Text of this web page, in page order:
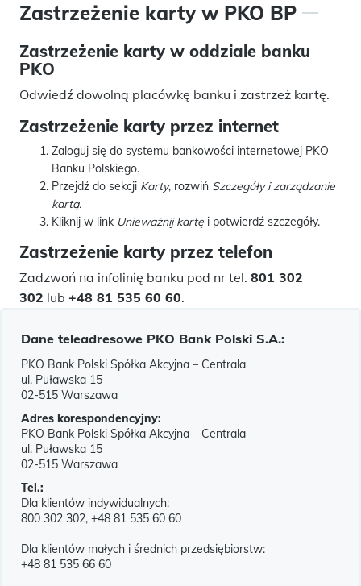
Zastrzeżenie karty w PKO BP
Zastrzeżenie karty w oddziale banku
PKO
Odwiedź dowolną placówkę banku i zastrzeż kartę.
Zastrzeżenie karty przez internet
Zaloguj się do systemu bankowości internetowej PKO
Banku Polskiego.
Przejdź do sekcji Karty, rozwiń Szczegóły i zarządzanie
kartą.
Kliknij w link Unieważnij kartę i potwierdź szczegóły.
Zastrzeżenie karty przez telefon
Zadzwoń na infolinię banku pod nr tel. 801 302
302 lub +48 81 535 60 60.
Dane teleadresowe PKO Bank Polski S.A.:
PKO Bank Polski Spółka Akcyjna – Centrala
ul. Puławska 15
02-515 Warszawa
Adres korespondencyjny:
PKO Bank Polski Spółka Akcyjna – Centrala
ul. Puławska 15
02-515 Warszawa
Tel.:
Dla klientów indywidualnych:
800 302 302, +48 81 535 60 60
Dla klientów małych i średnich przedsiębiorstw:
+48 81 535 66 60